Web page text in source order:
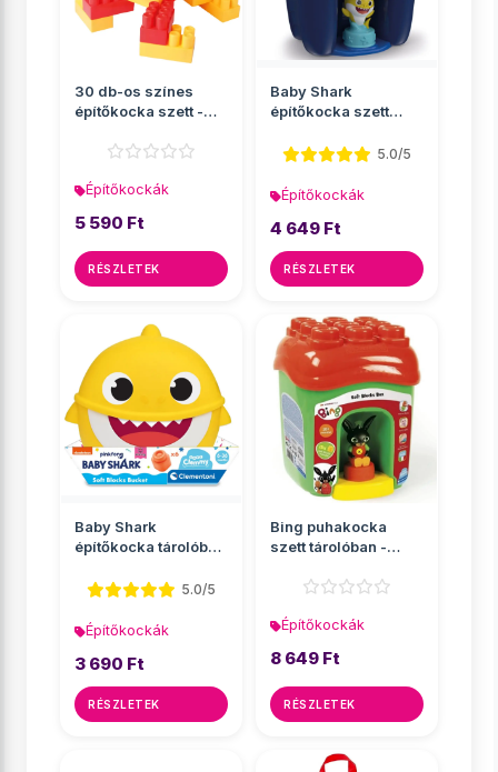
30 db-os színes
építőkocka szett -
Építőkockák
5 590 Ft
RÉSZLETEK
Baby Shark
építőkocka szett
változ...
5.0/5
Építőkockák
4 649 Ft
RÉSZLETEK
Baby Shark
építőkocka tárolóban
5.0/5
Építőkockák
3 690 Ft
RÉSZLETEK
Bing puhakocka
szett tárolóban -
Építőkockák
8 649 Ft
RÉSZLETEK